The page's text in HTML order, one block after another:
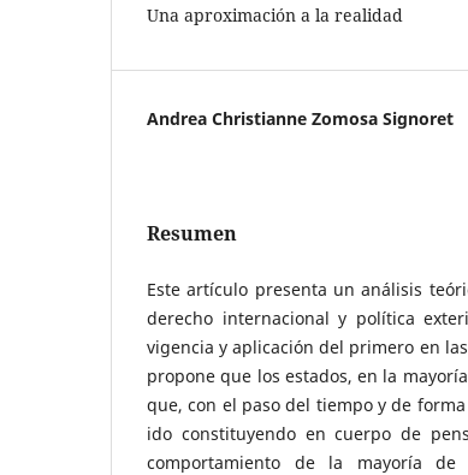
Una aproximación a la realidad
Andrea Christianne Zomosa Signoret
Resumen
Este artículo presenta un análisis
derecho internacional y política
vigencia y aplicación del primero en
propone que los estados, en la
que, con el paso del tiempo y de
ido constituyendo en cuerpo de
comportamiento de la mayoría